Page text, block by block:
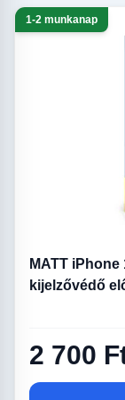
1-2 munkanap
MATT
kijelzővédő
2 700